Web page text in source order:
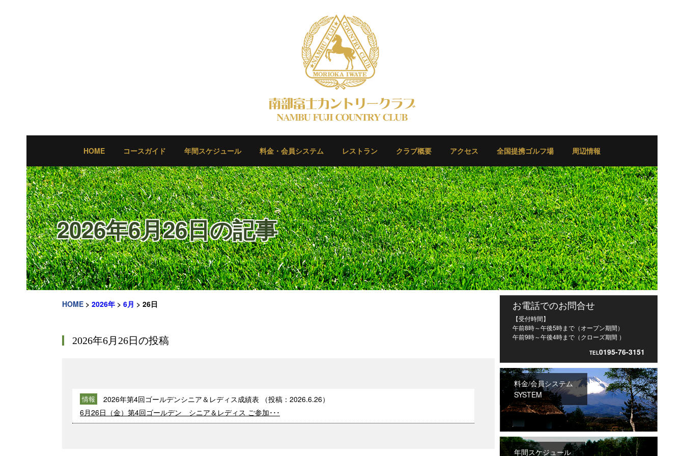
HOME コースガイド 年間スケジュール 料金・会員システム レストラン クラブ概要 アクセス 全国提携ゴルフ場 周辺情報
2026年6月26日の記事
HOME > 2026年 > 6月 > 26日
2026年6月26日の投稿
情報 2026年第4回ゴールデンシニア＆レディス成績表 （投稿： 2026.6.26）
6月26日（金）第4回ゴールデン シニア＆レディス ご参加･･･
お電話でのお問合せ
【受付時間】
午前8時～午後5時まで（オープン期間）
午前9時～午後4時まで（クローズ期間 ）
TEL0195-76-3151
料金/会員システム
SYSTEM
年間スケジュール